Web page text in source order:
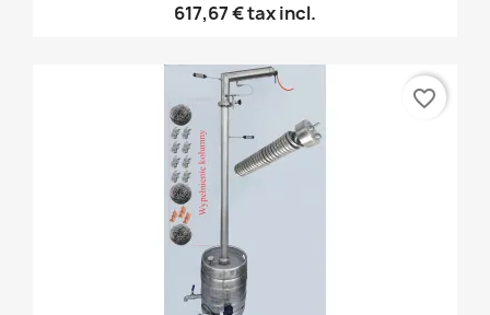
617,67 €tax incl.
favorite_border